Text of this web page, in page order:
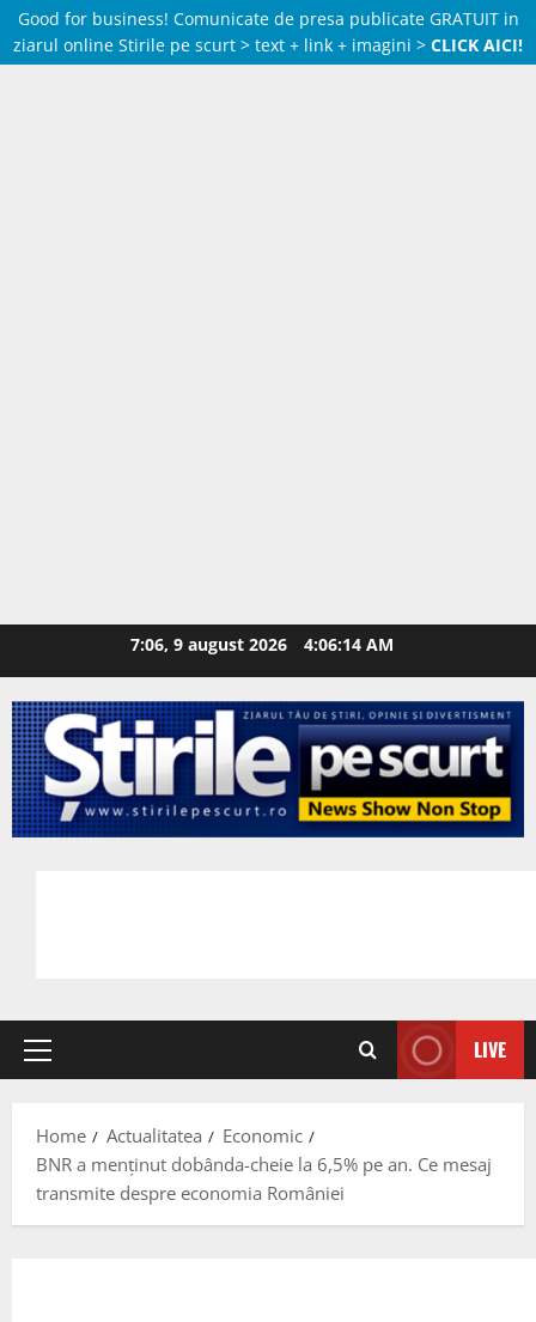
Good for business! Comunicate de presa publicate GRATUIT in
ziarul online Stirile pe scurt > text + link + imagini > CLICK AICI!
7:06, 9 august 2026 4:06:15 AM
Primary
LIVE
Home Actualitatea
Economic
BNR a menținut dobânda-cheie la 6,5% pe an. Ce mesaj
transmite despre economia României